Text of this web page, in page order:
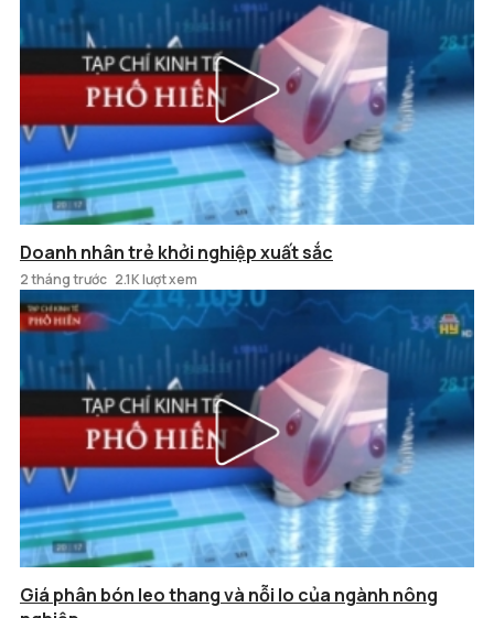
Doanh nhân trẻ khởi nghiệp xuất sắc
2 tháng trước 2.1K lượt xem
Giá phân bón leo thang và nỗi lo của ngành nông